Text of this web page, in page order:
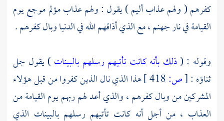
كفرهم ( ولهم عذاب أليم ) يقول : ولهم عذاب مؤلم موجع يوم
القيامة في نار جهنم ، مع الذي أذاقهم الله في الدنيا وبال كفرهم .
وقوله : (ذلك بأنه كانت تأتيهم رسلهم بالبينات) يقول جل
ثناؤه :[ص:
هذا الذي نال الذين كفروا من قبل هؤلاء
المشركين من وبال كفرهم ، والذي أعد لهم ربهم يوم القيامة من
العذاب ، من أجل أنه كانت تأتيهم رسلهم بالبينات الذي